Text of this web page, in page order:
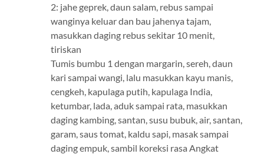
2: jahe geprek, daun salam, rebus sampai
wanginya keluar dan bau jahenya tajam,
masukkan daging rebus sekitar 10 menit,
tiriskan
Tumis bumbu 1 dengan margarin, sereh, daun
kari sampai wangi, lalu masukkan kayu manis,
cengkeh, kapulaga putih, kapulaga India,
ketumbar, lada, aduk sampai rata, masukkan
daging kambing, santan, susu bubuk, air, santan,
garam, saus tomat, kaldu sapi, masak sampai
daging empuk, sambil koreksi rasa Angkat